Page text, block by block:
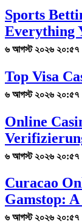
Sports
Everything
৬ আগস্ট ২০২৬ ২০:৫৭
Top Visa
৬ আগস্ট ২০২৬ ২০:৫৭
Online
৬ আগস্ট ২০২৬ ২০:৫৭
Curacao
Gamstop:
৬ আগস্ট ২০২৬ ২০:৫৭